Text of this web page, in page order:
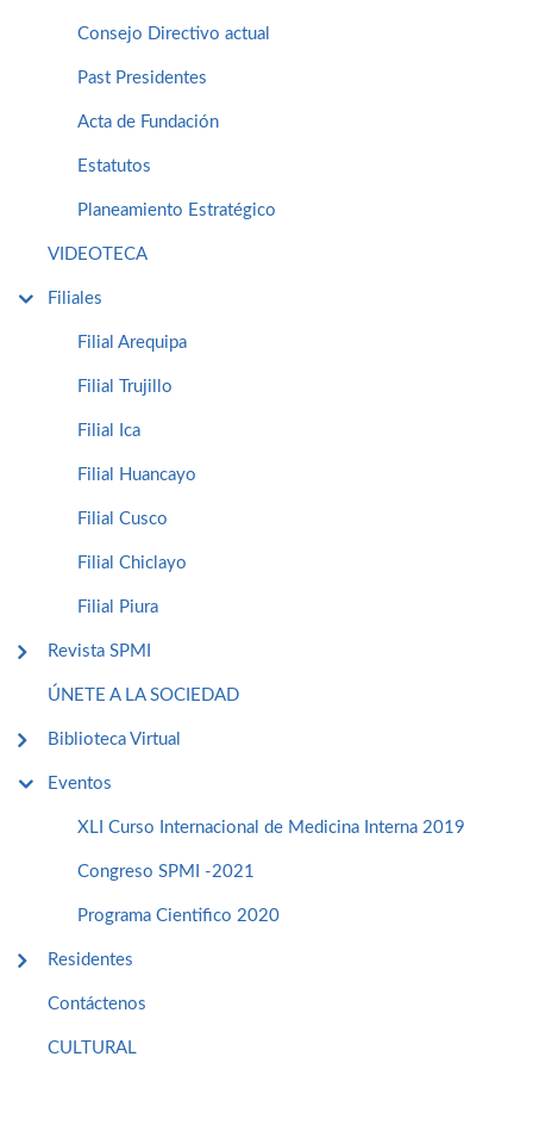
Consejo Directivo actual
Past Presidentes
Acta de Fundación
Estatutos
Planeamiento Estratégico
VIDEOTECA
Filiales
Filial Arequipa
Filial Trujillo
Filial Ica
Filial Huancayo
Filial Cusco
Filial Chiclayo
Filial Piura
Revista SPMI
ÚNETE A LA SOCIEDAD
Biblioteca Virtual
Eventos
XLI Curso Internacional de Medicina Interna 2019
Congreso SPMI -2021
Programa Cientifico 2020
Residentes
Contáctenos
CULTURAL